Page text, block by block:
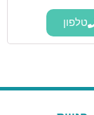
טלפון